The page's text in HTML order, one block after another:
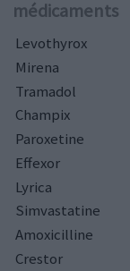
médicaments
Levothyrox
Mirena
Tramadol
Champix
Paroxetine
Effexor
Lyrica
Simvastatine
Amoxicilline
Crestor